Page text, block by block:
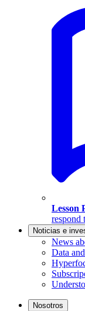
Lesson
respond
Noticias e
News
Data
Nosotros